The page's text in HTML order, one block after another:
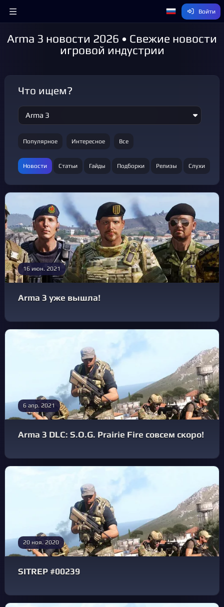
Войти
Arma 3 новости 2026 • Свежие новости
игровой индустрии
Что ищем?
Популярное Интересное Все
Новости Статьи Гайды Подборки Релизы Слухи
16 июн. 2021
Arma 3 уже вышла!
6 апр. 2021
Arma 3 DLC: S.O.G. Prairie Fire совсем скоро!
20 ноя. 2020
SITREP #00239